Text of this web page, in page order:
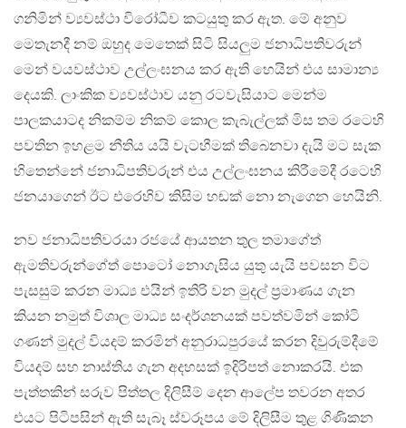
ගනිමින් ව්‍යවස්ථා විරෝධීව කටයුතු කර ඇත. මේ අනුව
මෙතැනදී නම් ඔහුද මෙතෙක් සිටි සියලුම ජනාධිපතිවරුන්
මෙන් ‍වයවස්ථාව උල්ලංඝනය කර ඇති හෙයින් එය සාමාන්‍ය
දෙයකි. ලාංකික ව්‍යවස්ථාව යනු රටවැසියාට මෙන්ම
පාලකයාටද නිකම්ම නිකම් කොල කැබැල්ලක් මිස තම රටෙහි
පවතින ඉහළම නීතිය යයි වැටහීමක් තිබෙනවා දැයි මට සැක
හිතෙන්නේ ජනාධිපතිවරුන් එය උල්ලංඝනය කිරීමේදී රටෙහි
ජනයාගෙන් ඊට එරෙහිව කිසිම හඬක් නො නැගෙන හෙයිනි.
නව ජනාධිපතිවරයා රජයේ ආයතන තුල තමාගේත්
ඇමතිවරුන්ගේත් පොටෝ නොගැසිය යුතු යැයි පවසන විට
පැසසුම් කරන මාධ්‍ය එයින් ඉතිරි වන මුදල් ප්‍රමාණය ගැන
කියන නමුත් විශාල මාධ්‍ය සංදර්ශනයක් පවත්වමින් කෝටි
ගණන් මුදල් වියදම් කරමින් අනුරාධපුරයේ කරන දිවුරුම්දීමේ
වියදම් සහ නාස්තිය ගැන අදහසක් ඉදිරිපත් නොකරයි. එක
පැත්තකින් සරුව පිත්තල දිලිසීම් දෙන ආලේප තවරන අතර
එයට පිටිපසින් ඇති සැබෑ ස්වරූපය මේ දිලිසීම තුළ ගිණිකන